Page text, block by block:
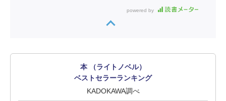
powered by
本 （ライトノベル）
ベストセラーランキング
KADOKAWA調べ